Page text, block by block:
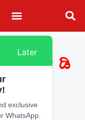
ಡಿ
-
Later
exclusive
WhatsApp.